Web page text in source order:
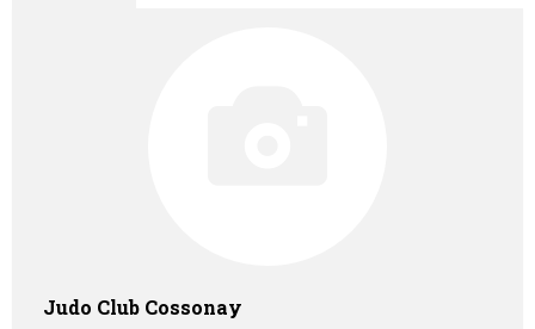
Judo Club Cossonay